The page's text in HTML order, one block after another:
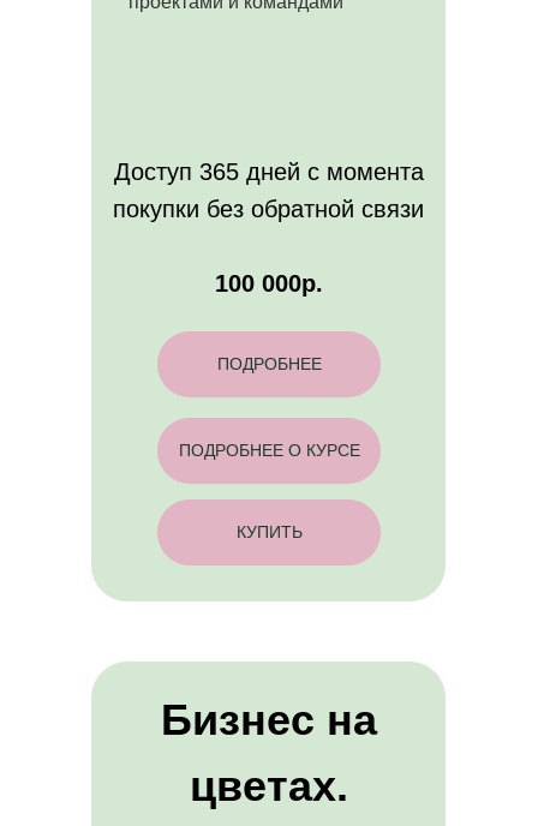
ПОДРОБНЕЕ
КУПИТЬ
ПОДРОБНЕЕ О КУРСЕ
Доступ 365 дней с момента
покупки без обратной связи
100 000р.
Бизнес на
цветах.